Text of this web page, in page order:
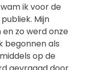
ik voor de
Mijn
zo werd onze
begonnen als
op de